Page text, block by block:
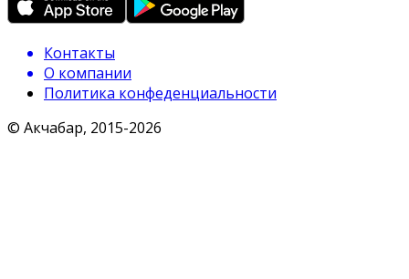
Контакты
О компании
Политика конфеденциальности
© Акчабар, 2015-2026